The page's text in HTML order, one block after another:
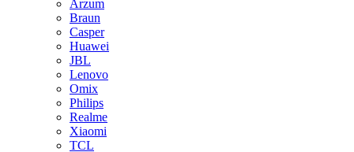
Arzum
Braun
Casper
Huawei
JBL
Lenovo
Omix
Philips
Realme
Xiaomi
TCL